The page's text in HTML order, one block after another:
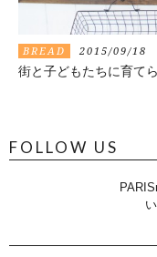
BREAD 2015/09/18
街と子どもたちに育て
FOLLOW US